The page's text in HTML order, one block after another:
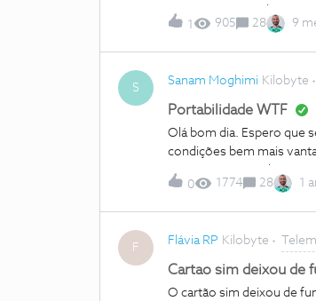
pagar. Irei até às últimas
cobrados indevidamente.
1 905 28 9
S
Sanam Moghimi Kilobyte
Portabilidade WTF
Olá bom dia. Espero que
condições bem mais
essas que pretendo
que devo fazer para
0 1774 28 1
F
Flávia RP Kilobyte
Cartao sim deixou de
O cartão sim deixou de